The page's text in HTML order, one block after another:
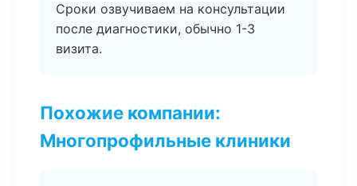
Сроки озвучиваем на консультации
после диагностики, обычно 1-3
визита.
Похожие компании:
Многопрофильные клиники